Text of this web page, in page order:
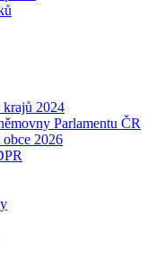
krajů 2024
Parlamentu ČR
2026